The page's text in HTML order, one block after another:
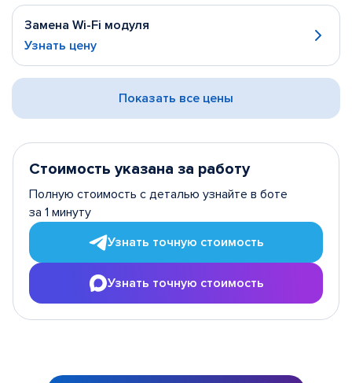
Замена Wi-Fi модуля
Узнать цену
Показать все цены
Стоимость указана за работу
Полную стоимость с деталью узнайте в боте
за 1 минуту
Узнать точную стоимость
Узнать точную стоимость